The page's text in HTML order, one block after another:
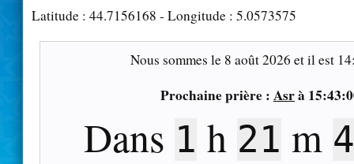
Latitude : 44.7156168 - Longitude : 5.0573575
Nous sommes le 8 août 2026 et il est
Prochaine prière : Asrà
Dans 1 h 21 m